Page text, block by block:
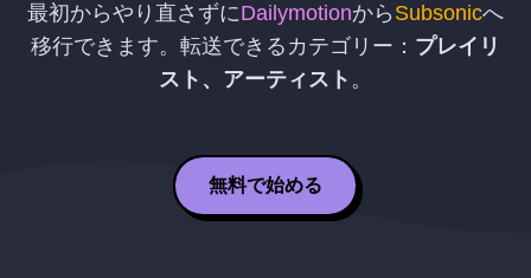
最初からやり直さずにDailymotionから Subsonicへ
移行できます。転送できるカテゴリー： プレイリ
スト、アーティスト 。
無料で始める